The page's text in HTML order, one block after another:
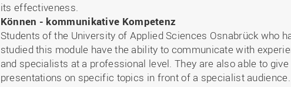
its effectiveness.
Können - kommunikative Kompetenz
Students of the University of Applied Sciences Osnabrück who
studied this module have the ability to communicate with
and specialists at a professional level. They are also able to
presentations on specific topics in front of a specialist audience.